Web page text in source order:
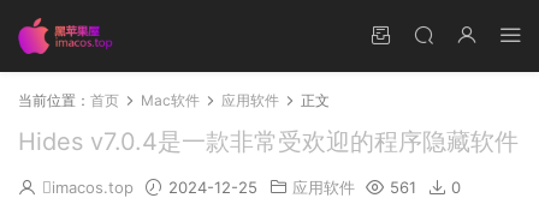
当前位置： 首页 Mac软件 应用软件 正文
Hides v7.0.4是一款非常受欢迎的程序隐藏软件
imacos.top 2024-12-25 应用软件 561
0